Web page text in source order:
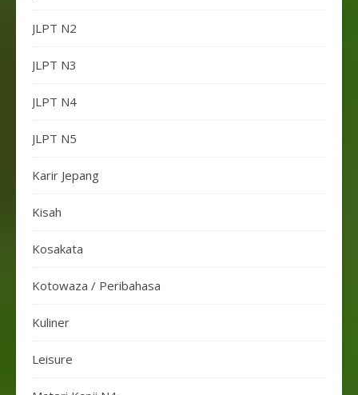
JLPT N2
JLPT N3
JLPT N4
JLPT N5
Karir Jepang
Kisah
Kosakata
Kotowaza / Peribahasa
Kuliner
Leisure